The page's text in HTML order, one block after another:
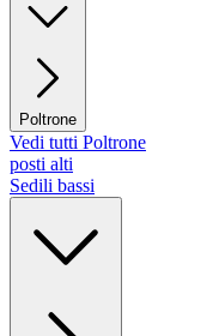
Poltrone
Vedi tutti Poltrone
posti alti
Sedili bassi